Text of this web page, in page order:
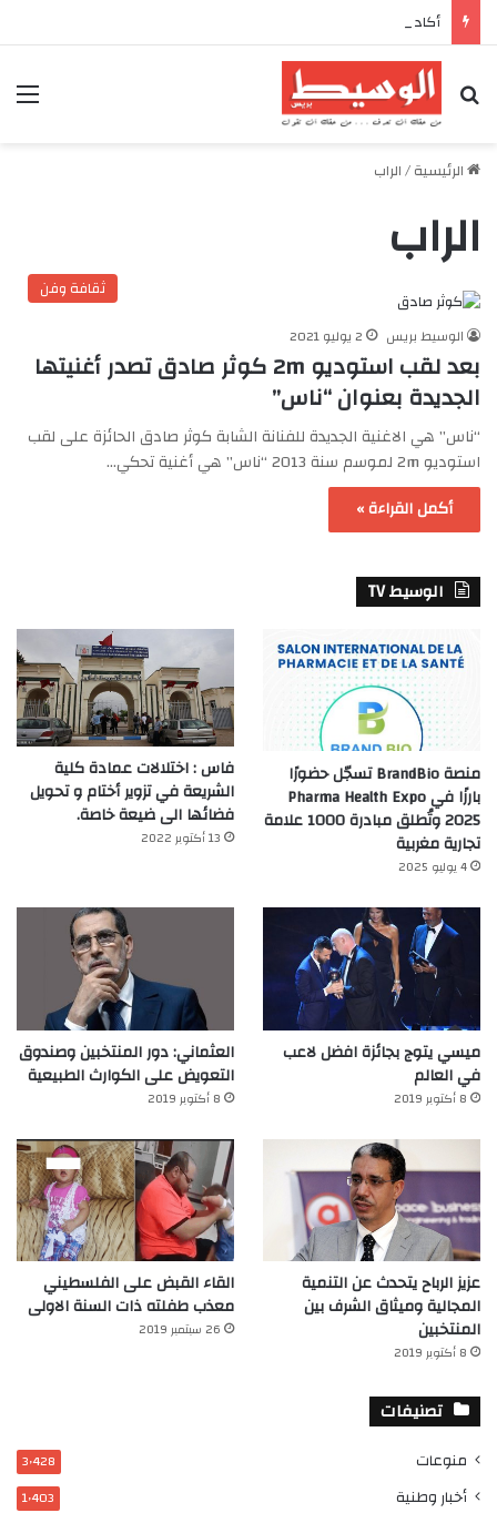
بحث عن
الرئيسية/الراب
الراب
ثقافة وفن
الوسيط بريس 2 يوليو 2021
بعد لقب استوديو 2m كوثر صادق تصدر أغنيتها
الجديدة بعنوان “ناس”
“ناس” هي الاغنية الجديدة للفنانة الشابة كوثر صادق الحائزة على لقب
استوديو 2m لموسم سنة 2013 “ناس” هي أغنية تحكي…
أكمل القراءة »
الوسيط TV
منصة BrandBio تسجّل حضورًا
بارزًا في Pharma Health Expo
2025 وتُطلق مبادرة 1000 علامة
تجارية مغربية
4 يوليو 2025
فاس : اختلالات عمادة كلية
الشريعة في تزوير أختام و تحويل
فضائها الى ضيعة خاصة.
13 أكتوبر 2022
ميسي يتوج بجائزة افضل لاعب
في العالم‎
8 أكتوبر 2019
العثماني: دور المنتخبين وصندوق
التعويض على الكوارث الطبيعية
8 أكتوبر 2019
عزيز الرباح يتحدث عن التنمية
المجالية وميثاق الشرف بين
المنتخبين
8 أكتوبر 2019
القاء القبض على الفلسطيني
معذب طفلته ذات السنة الاولى
26 سبتمبر 2019
تصنيفات
منوعات 3٬428
أخبار وطنية 1٬403